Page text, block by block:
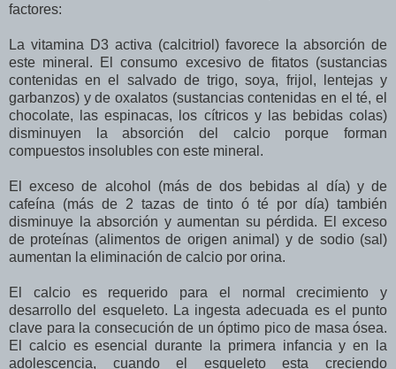
factores:
La vitamina D3 activa (calcitriol) favorece la absorción de
este mineral. El consumo excesivo de fitatos (sustancias
contenidas en el salvado de trigo, soya, frijol, lentejas y
garbanzos) y de oxalatos (sustancias contenidas en el té, el
chocolate, las espinacas, los cítricos y las bebidas colas)
disminuyen la absorción del calcio porque forman
compuestos insolubles con este mineral.
El exceso de alcohol (más de dos bebidas al día) y de
cafeína (más de 2 tazas de tinto ó té por día) también
disminuye la absorción y aumentan su pérdida. El exceso
de proteínas (alimentos de origen animal) y de sodio (sal)
aumentan la eliminación de calcio por orina.
El calcio es requerido para el normal crecimiento y
desarrollo del esqueleto. La ingesta adecuada es el punto
clave para la consecución de un óptimo pico de masa ósea.
El calcio es esencial durante la primera infancia y en la
adolescencia, cuando el esqueleto esta creciendo